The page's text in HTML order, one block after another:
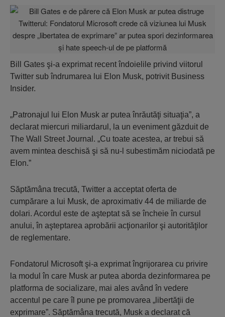
Bill Gates şi-a exprimat recent îndoielile privind viitorul
Twitter sub îndrumarea lui Elon Musk, potrivit Business
Insider.
„Patronajul lui Elon Musk ar putea înrăutăţi situaţia”, a
declarat miercuri miliardarul, la un eveniment găzduit de
The Wall Street Journal. „Cu toate acestea, ar trebui să
avem mintea deschisă şi să nu-l subestimăm niciodată pe
Elon.”
Săptămâna trecută, Twitter a acceptat oferta de
cumpărare a lui Musk, de aproximativ 44 de miliarde de
dolari. Acordul este de aşteptat să se încheie în cursul
anului, în aşteptarea aprobării acţionarilor şi autorităţilor
de reglementare.
Fondatorul Microsoft şi-a exprimat îngrijorarea cu privire
la modul în care Musk ar putea aborda dezinformarea pe
platforma de socializare, mai ales având în vedere
accentul pe care îl pune pe promovarea „libertăţii de
exprimare”. Săptămâna trecută, Musk a declarat că